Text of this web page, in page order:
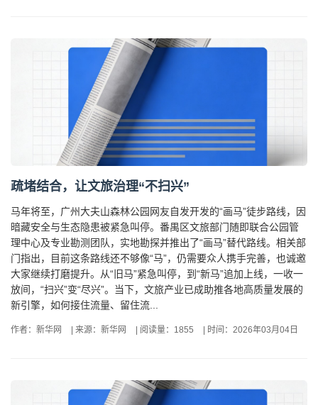
疏堵结合，让文旅治理“不扫兴”
马年将至，广州大夫山森林公园网友自发开发的“画马”徒步路线，因
暗藏安全与生态隐患被紧急叫停。番禺区文旅部门随即联合公园管
理中心及专业勘测团队，实地勘探并推出了“画马”替代路线。相关部
门指出，目前这条路线还不够像“马”，仍需要众人携手完善，也诚邀
大家继续打磨提升。从“旧马”紧急叫停，到“新马”追加上线，一收一
放间，“扫兴”变“尽兴”。当下，文旅产业已成助推各地高质量发展的
新引擎，如何接住流量、留住流...
作者：新华网 来源：新华网 阅读量：1855 时间：2026年03月04日